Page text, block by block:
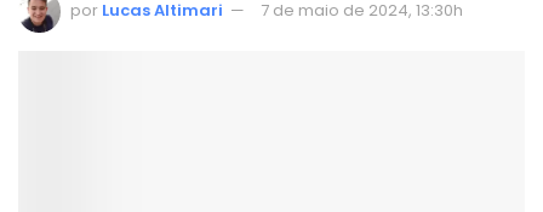
por Lucas Altimari 7 de maio de 2024, 13:30h